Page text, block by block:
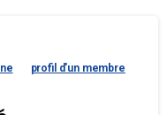
profil d'un membre